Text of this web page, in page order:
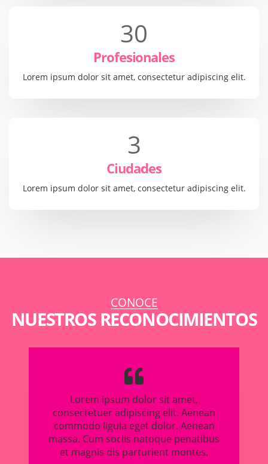
30
Profesionales
Lorem ipsum dolor sit amet, consectetur adipiscing elit.
3
Ciudades
Lorem ipsum dolor sit amet, consectetur adipiscing elit.
CONOCE
NUESTROS RECONOCIMIENTOS
Lorem ipsum dolor sit amet,
consectetuer adipiscing elit. Aenean
commodo ligula eget dolor. Aenean
massa. Cum sociis natoque penatibus
et magnis dis parturient montes.